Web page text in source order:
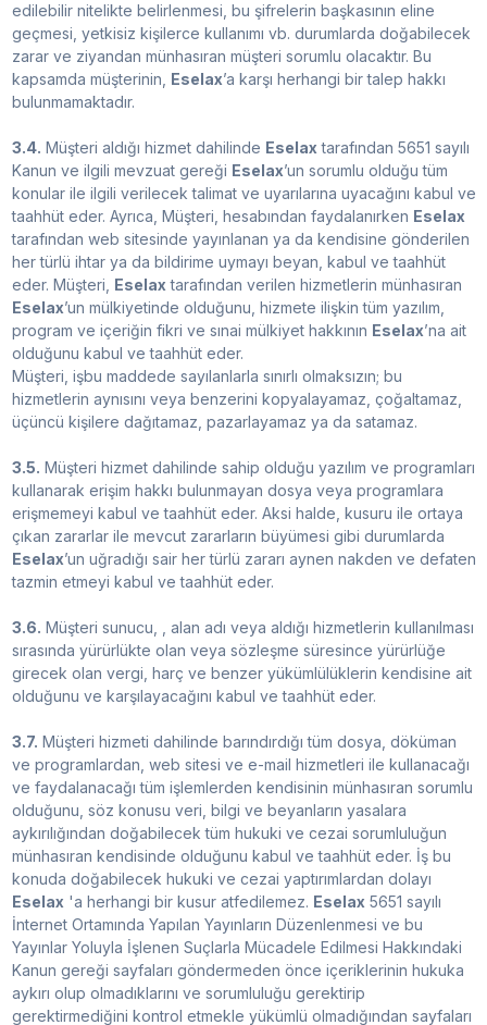
edilebilir nitelikte belirlenmesi, bu şifrelerin başkasının eline
geçmesi, yetkisiz kişilerce kullanımı vb. durumlarda doğabilecek
zarar ve ziyandan münhasıran müşteri sorumlu olacaktır. Bu
kapsamda müşterinin, Eselax’a karşı herhangi bir talep hakkı
bulunmamaktadır.
3.4. Müşteri aldığı hizmet dahilinde Eselax tarafından 5651 sayılı
Kanun ve ilgili mevzuat gereği Eselax’un sorumlu olduğu tüm
konular ile ilgili verilecek talimat ve uyarılarına uyacağını kabul ve
taahhüt eder. Ayrıca, Müşteri, hesabından faydalanırken Eselax
tarafından web sitesinde yayınlanan ya da kendisine gönderilen
her türlü ihtar ya da bildirime uymayı beyan, kabul ve taahhüt
eder. Müşteri, Eselax tarafından verilen hizmetlerin münhasıran
Eselax’un mülkiyetinde olduğunu, hizmete ilişkin tüm yazılım,
program ve içeriğin fikri ve sınai mülkiyet hakkının Eselax’na ait
olduğunu kabul ve taahhüt eder.
Müşteri, işbu maddede sayılanlarla sınırlı olmaksızın; bu
hizmetlerin aynısını veya benzerini kopyalayamaz, çoğaltamaz,
üçüncü kişilere dağıtamaz, pazarlayamaz ya da satamaz.
3.5. Müşteri hizmet dahilinde sahip olduğu yazılım ve programları
kullanarak erişim hakkı bulunmayan dosya veya programlara
erişmemeyi kabul ve taahhüt eder. Aksi halde, kusuru ile ortaya
çıkan zararlar ile mevcut zararların büyümesi gibi durumlarda
Eselax’un uğradığı sair her türlü zararı aynen nakden ve defaten
tazmin etmeyi kabul ve taahhüt eder.
3.6. Müşteri sunucu, , alan adı veya aldığı hizmetlerin kullanılması
sırasında yürürlükte olan veya sözleşme süresince yürürlüğe
girecek olan vergi, harç ve benzer yükümlülüklerin kendisine ait
olduğunu ve karşılayacağını kabul ve taahhüt eder.
3.7. Müşteri hizmeti dahilinde barındırdığı tüm dosya, döküman
ve programlardan, web sitesi ve e-mail hizmetleri ile kullanacağı
ve faydalanacağı tüm işlemlerden kendisinin münhasıran sorumlu
olduğunu, söz konusu veri, bilgi ve beyanların yasalara
aykırılığından doğabilecek tüm hukuki ve cezai sorumluluğun
münhasıran kendisinde olduğunu kabul ve taahhüt eder. İş bu
konuda doğabilecek hukuki ve cezai yaptırımlardan dolayı
Eselax 'a herhangi bir kusur atfedilemez. Eselax 5651 sayılı
İnternet Ortamında Yapılan Yayınların Düzenlenmesi ve bu
Yayınlar Yoluyla İşlenen Suçlarla Mücadele Edilmesi Hakkındaki
Kanun gereği sayfaları göndermeden önce içeriklerinin hukuka
aykırı olup olmadıklarını ve sorumluluğu gerektirip
gerektirmediğini kontrol etmekle yükümlü olmadığından sayfaları